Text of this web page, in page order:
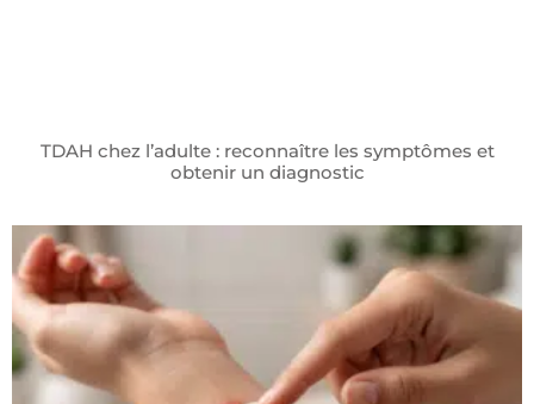
TDAH chez l’adulte : reconnaître les symptômes et
obtenir un diagnostic